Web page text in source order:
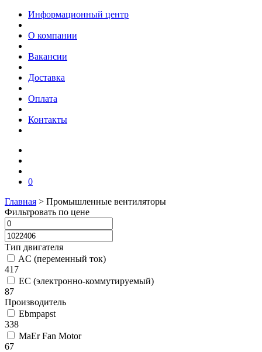
Информационный центр
О компании
Вакансии
Доставка
Оплата
Контакты
0
Главная > Промышленные вентиляторы
Фильтровать по цене
Тип двигателя
AC (переменный ток)
417
EC (электронно-коммутируемый)
87
Производитель
Ebmpapst
338
MaEr Fan Motor
67